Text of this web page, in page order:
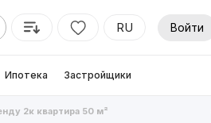
RU Войти
Ипотека Застройщики
2к квартира 50 м²